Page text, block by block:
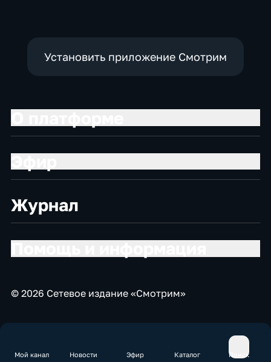
Мой канал Новости Эфир Каталог Поиск
Установить приложение Смотрим
Журнал
© 2026 Сетевое издание «Смотрим»